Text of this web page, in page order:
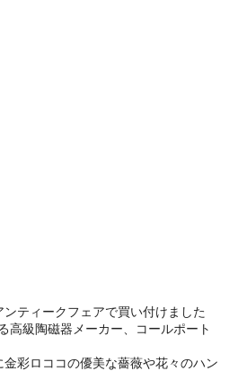
ティークフェアで買い付けました
高級陶磁器メーカー、コールポート
彩ロココの優美な薔薇や花々のハン